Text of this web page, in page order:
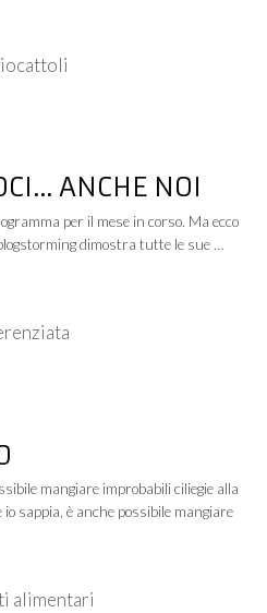
ANCHE NOI
per il mese in corso. Ma ecco
dimostra tutte le sue …
mangiare improbabili ciliegie alla
sappia, è anche possibile mangiare
alimentari